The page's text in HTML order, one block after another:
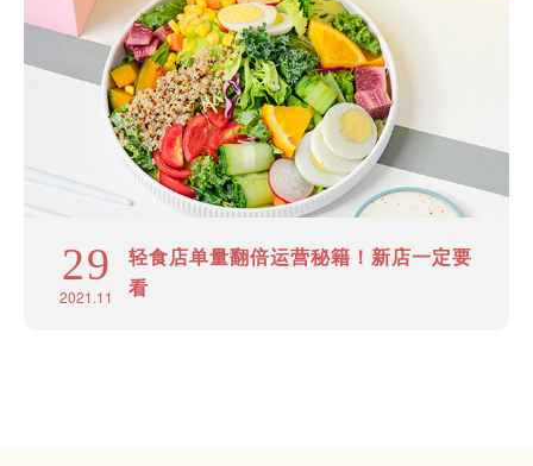
29
2021.11
轻食店单量翻倍运营秘籍！新店一定要
看